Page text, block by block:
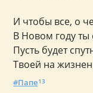
И чтобы все, о
В Новом году ты
Пусть будет
Твоей на
Папе13